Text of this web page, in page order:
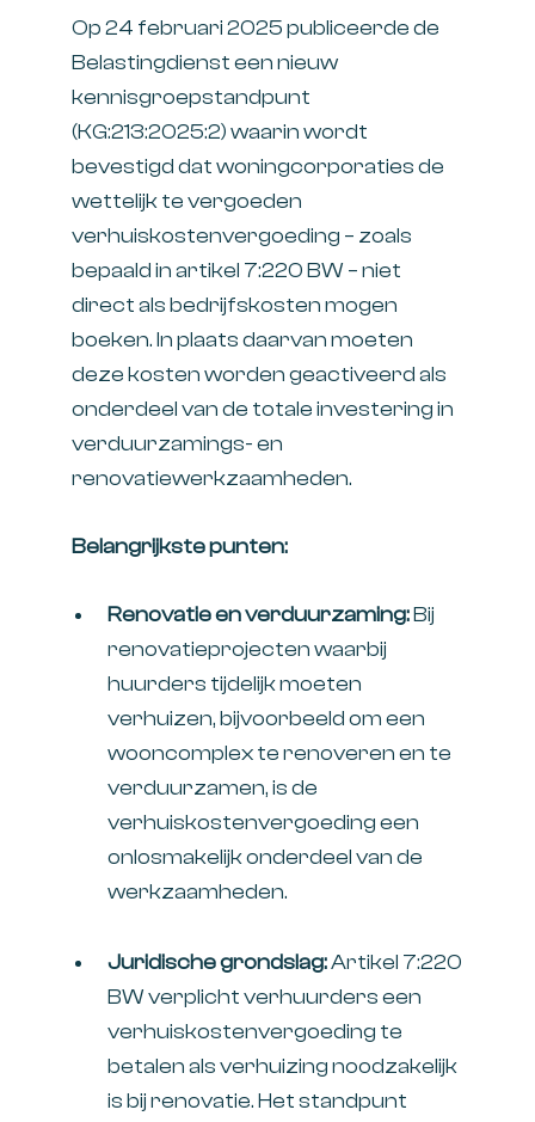
Op 24 februari 2025 publiceerde de
Belastingdienst een nieuw
kennisgroepstandpunt
(KG:213:2025:2) waarin wordt
bevestigd dat woningcorporaties de
wettelijk te vergoeden
verhuiskostenvergoeding – zoals
bepaald in artikel 7:220 BW – niet
direct als bedrijfskosten mogen
boeken. In plaats daarvan moeten
deze kosten worden geactiveerd als
onderdeel van de totale investering in
verduurzamings- en
renovatiewerkzaamheden.
Belangrijkste punten:
Renovatie en verduurzaming:Bij
renovatieprojecten waarbij
huurders tijdelijk moeten
verhuizen, bijvoorbeeld om een
wooncomplex te renoveren en te
verduurzamen, is de
verhuiskostenvergoeding een
onlosmakelijk onderdeel van de
werkzaamheden.
Juridische grondslag:Artikel 7:220
BW verplicht verhuurders een
verhuiskostenvergoeding te
betalen als verhuizing noodzakelijk
is bij renovatie. Het standpunt